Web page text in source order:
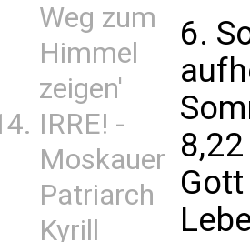
Weg zum
Himmel
zeigen'
IRRE! -
Moskauer
Patriarch
Kyrill
6.
8,22